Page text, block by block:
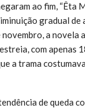
ao fim, “Êta
gradual de
a novela
com apenas
a trama
de queda